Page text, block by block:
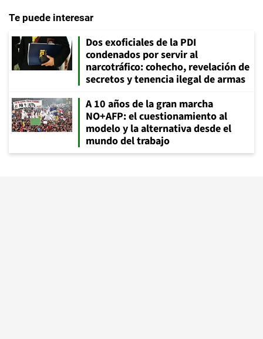
Te puede interesar
Dos exoficiales de la PDI
condenados por servir al
narcotráfico: cohecho, revelación de
secretos y tenencia ilegal de armas
A 10 años de la gran marcha
NO+AFP: el cuestionamiento al
modelo y la alternativa desde el
mundo del trabajo